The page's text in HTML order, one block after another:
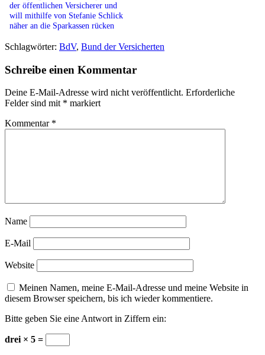
der öffentlichen Versicherer und
will mithilfe von Stefanie Schlick
näher an die Sparkassen rücken
Schlagwörter: BdV, Bund der Versicherten
Schreibe einen Kommentar
Deine E-Mail-Adresse wird nicht veröffentlicht. Erforderliche
Felder sind mit * markiert
Kommentar *
Name
E-Mail
Website
Meinen Namen, meine E-Mail-Adresse und meine Website in
diesem Browser speichern, bis ich wieder kommentiere.
Bitte geben Sie eine Antwort in Ziffern ein:
drei × 5 =